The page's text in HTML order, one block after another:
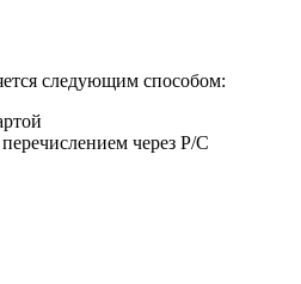
следующим способом:
через Р/С